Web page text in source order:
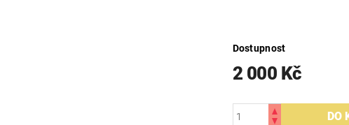
Dostupnost
2 000 Kč